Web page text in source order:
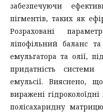
забезпечуючи
пігментів, таких як
Розраховані
ліпофільний баланс
емульгатора та олії,
придатність системи
емульсії. Вияснено,
виражені
полісахаридну